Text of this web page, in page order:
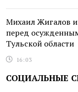
Михаил Жигалов
перед
Тульской области
16:03
СОЦИАЛЬНЫЕ